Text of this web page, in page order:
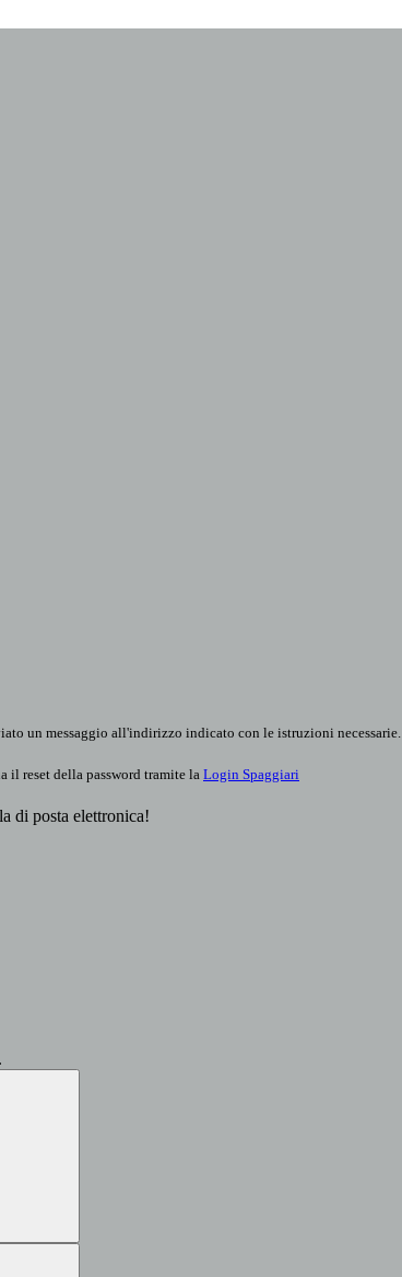
un messaggio all'indirizzo indicato con le istruzioni necessarie.
il reset della password tramite la Login Spaggiari
di posta elettronica!